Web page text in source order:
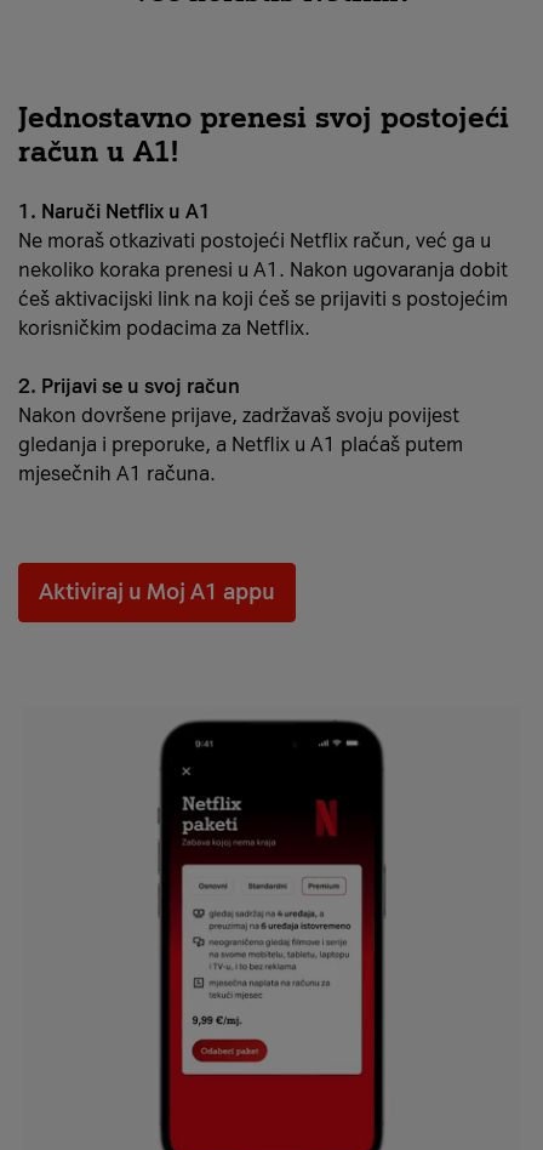
Jednostavno prenesi svoj postojeći
račun u A1!
1. Naruči Netflix u A1
Ne moraš otkazivati postojeći Netflix račun, već ga u
nekoliko koraka prenesi u A1. Nakon ugovaranja dobit
ćeš aktivacijski link na koji ćeš se prijaviti s postojećim
korisničkim podacima za Netflix.
2. Prijavi se u svoj račun
Nakon dovršene prijave, zadržavaš svoju povijest
gledanja i preporuke, a Netflix u A1 plaćaš putem
mjesečnih A1 računa.
Aktiviraj u Moj A1 appu